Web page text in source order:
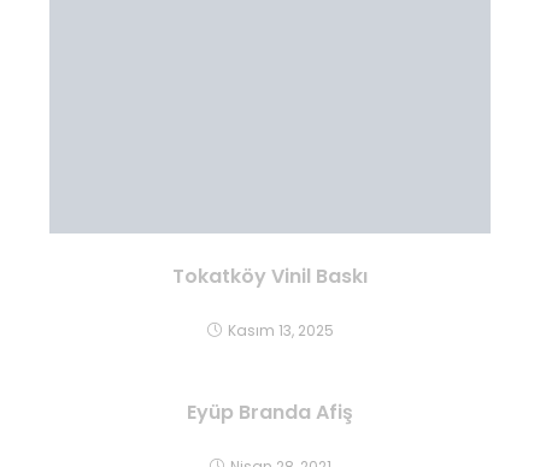
Tokatköy Vinil Baskı
Kasım 13, 2025
Eyüp Branda Afiş